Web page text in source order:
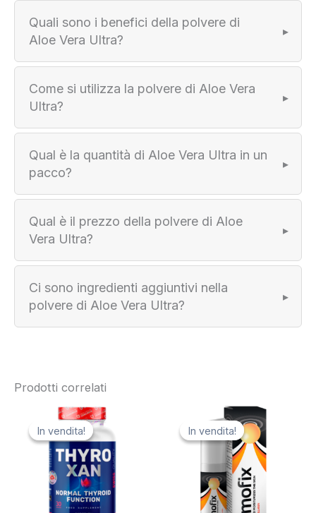
Quali sono i benefici della polvere di
Aloe Vera Ultra?
Come si utilizza la polvere di Aloe Vera
Ultra?
Qual è la quantità di Aloe Vera Ultra in un
pacco?
Qual è il prezzo della polvere di Aloe
Vera Ultra?
Ci sono ingredienti aggiuntivi nella
polvere di Aloe Vera Ultra?
Prodotti correlati
In vendita!
In vendita! In vendita!
In vendita!